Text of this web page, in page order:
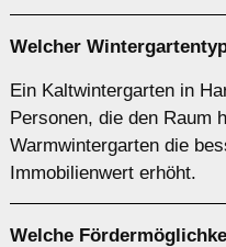
Welcher
Ein Kaltwintergarten in
Personen, die den Raum
Warmwintergarten die
Immobilienwert erhöht.
Welche